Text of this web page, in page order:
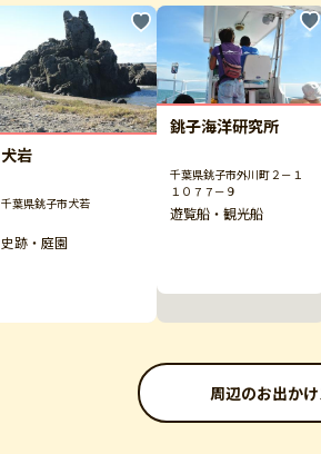
犬岩
千葉県銚子市犬若
史跡・庭園
銚子海洋研究所
千葉県銚子市外川町２－１
１０７７－９
遊覧船・観光船
周辺のお出か